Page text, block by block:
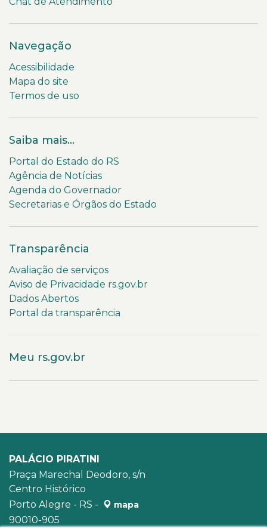
Navegação
Acessibilidade
Mapa do site
Termos de uso
Saiba mais...
Portal do Estado do RS
Agência de Notícias
Agenda do Governador
Secretarias e Órgãos do Estado
Transparência
Avaliação de serviços
Aviso de Privacidade rs.gov.br
Dados Abertos
Portal da transparência
Meu rs.gov.br
PALÁCIO PIRATINI
Praça Marechal Deodoro, s/n
Centro Histórico
Porto Alegre - RS -
mapa
90010-905